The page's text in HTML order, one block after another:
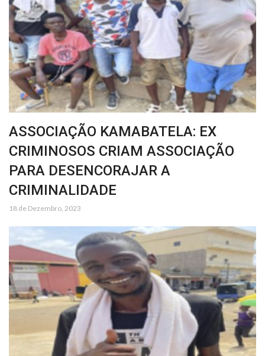
ASSOCIAÇÃO KAMABATELA: EX
CRIMINOSOS CRIAM ASSOCIAÇÃO
PARA DESENCORAJAR A
CRIMINALIDADE
18 de Dezembro, 2023